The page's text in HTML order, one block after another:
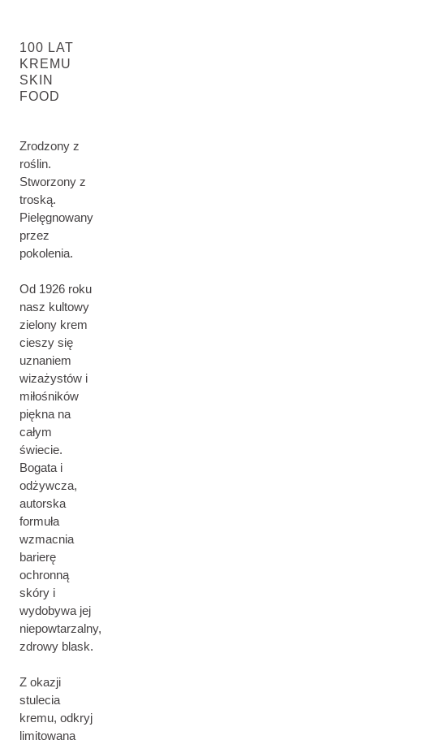
100 LAT
KREMU
SKIN
FOOD
Zrodzony z
roślin.
Stworzony z
troską.
Pielęgnowany
przez
pokolenia.
Od 1926 roku
nasz kultowy
zielony krem ​​
cieszy się
uznaniem
wizażystów i
miłośników
piękna na
całym
świecie.
Bogata i
odżywcza,
autorska
formuła
wzmacnia
barierę
ochronną
skóry i
wydobywa jej
niepowtarzalny,
zdrowy blask.
Z okazji
stulecia
kremu, odkryj
limitowaną